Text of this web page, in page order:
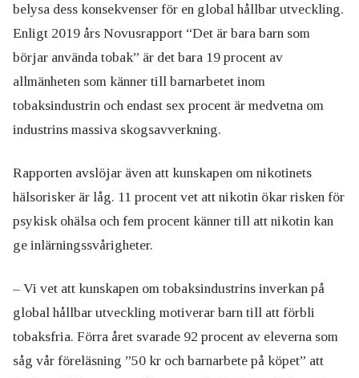
belysa dess konsekvenser för en global hållbar utveckling.
Enligt 2019 års Novusrapport “Det är bara barn som
börjar använda tobak” är det bara 19 procent av
allmänheten som känner till barnarbetet inom
tobaksindustrin och endast sex procent är medvetna om
industrins massiva skogsavverkning.
Rapporten avslöjar även att kunskapen om nikotinets
hälsorisker är låg. 11 procent vet att nikotin ökar risken för
psykisk ohälsa och fem procent känner till att nikotin kan
ge inlärningssvårigheter.
– Vi vet att kunskapen om tobaksindustrins inverkan på
global hållbar utveckling motiverar barn till att förbli
tobaksfria. Förra året svarade 92 procent av eleverna som
såg vår föreläsning ”50 kr och barnarbete på köpet” att